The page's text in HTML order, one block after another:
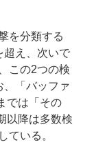
を分類する
超え、次いで
この2つの検
、「バッファ
では「その
以降は多数検
ている。